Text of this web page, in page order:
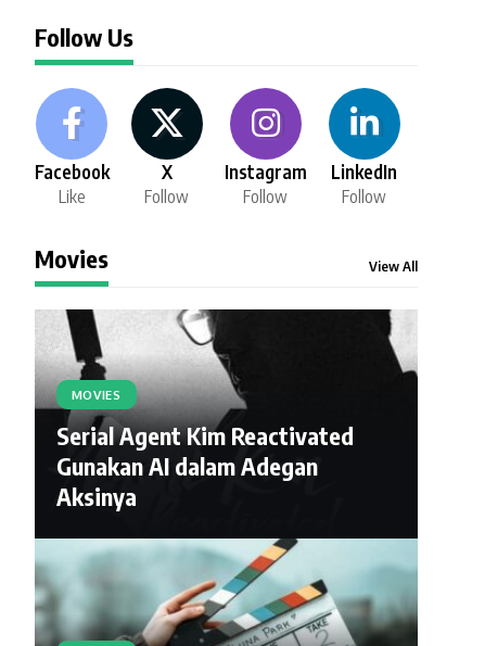
Follow Us
Facebook
Like
X
Follow
Instagram
Follow
LinkedIn
Follow
Movies View All
MOVIES
Serial Agent Kim Reactivated
Gunakan AI dalam Adegan
Aksinya